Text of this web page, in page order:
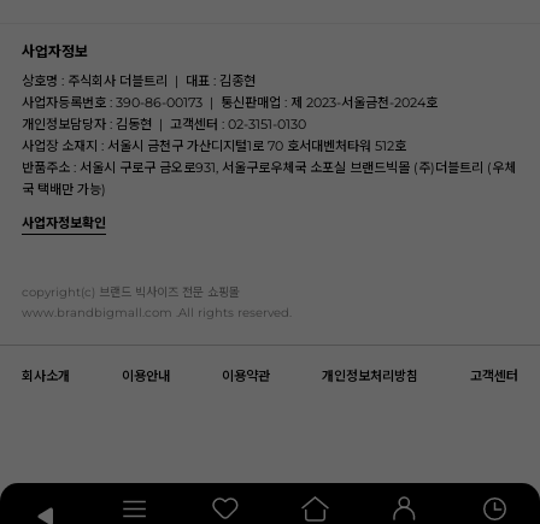
사업자정보
상호명 : 주식회사 더블트리 | 대표 : 김종현
사업자등록번호 : 390-86-00173 | 통신판매업 : 제 2023-서울금천-2024호
개인정보담당자 : 김동현 | 고객센터 : 02-3151-0130
사업장 소재지 : 서울시 금천구 가산디지털1로 70 호서대벤처타워 512호
반품주소 : 서울시 구로구 금오로931, 서울구로우체국 소포실 브랜드빅몰 (주)더블트리 (우체
국 택배만 가능)
사업자정보확인
copyright(c) 브랜드 빅사이즈 전문 쇼핑몰
www.brandbigmall.com .All rights reserved.
회사소개 이용안내 이용약관 개인정보처리방침 고객센터